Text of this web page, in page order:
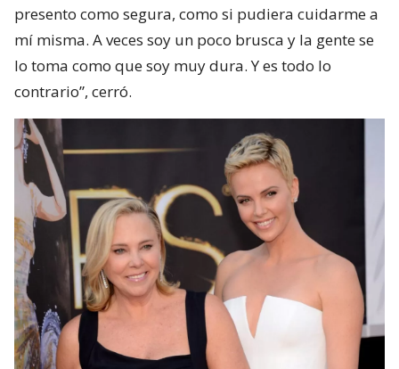
presento como segura, como si pudiera cuidarme a
mí misma. A veces soy un poco brusca y la gente se
lo toma como que soy muy dura. Y es todo lo
contrario”, cerró.